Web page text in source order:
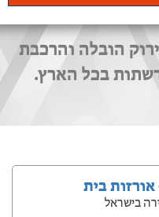
הובלה והרכבת
בית
בישראל